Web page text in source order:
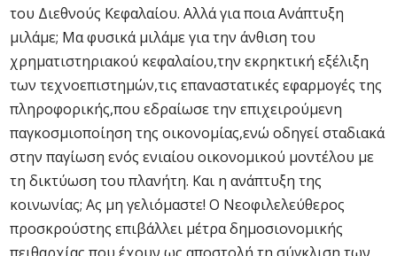
του Διεθνούς Κεφαλαίου. Αλλά για ποια Ανάπτυξη
μιλάμε; Μα φυσικά μιλάμε για την άνθιση του
χρηματιστηριακού κεφαλαίου,την εκρηκτική εξέλιξη
των τεχνοεπιστημών,τις επαναστατικές εφαρμογές της
πληροφορικής,που εδραίωσε την επιχειρούμενη
παγκοσμιοποίηση της οικονομίας,ενώ οδηγεί σταδιακά
στην παγίωση ενός ενιαίου οικονομικού μοντέλου με
τη δικτύωση του πλανήτη. Και η ανάπτυξη της
κοινωνίας; Ας μη γελιόμαστε! Ο Νεοφιλελεύθερος
προσκρούστης επιβάλλει μέτρα δημοσιονομικής